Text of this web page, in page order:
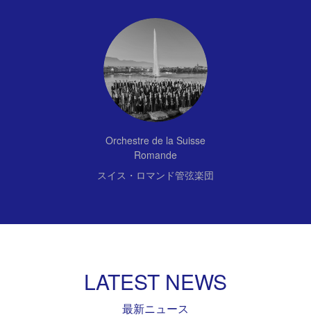
Orchestre de la Suisse
Romande
スイス・ロマンド管弦楽団
LATEST NEWS
最新ニュース